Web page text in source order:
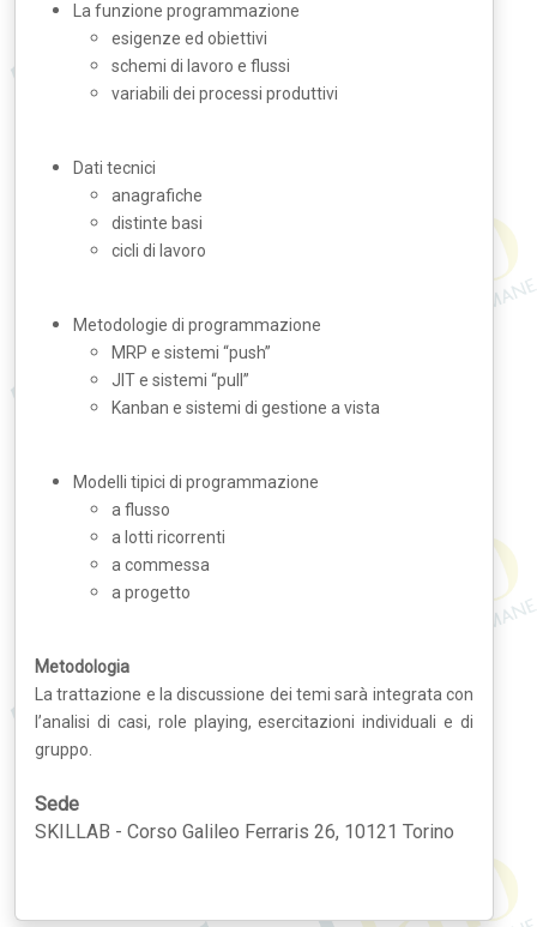
La funzione programmazione
esigenze ed obiettivi
schemi di lavoro e flussi
variabili dei processi produttivi
Dati tecnici
anagrafiche
distinte basi
cicli di lavoro
Metodologie di programmazione
MRP e sistemi “push”
JIT e sistemi “pull”
Kanban e sistemi di gestione a vista
Modelli tipici di programmazione
a flusso
a lotti ricorrenti
a commessa
a progetto
Metodologia
La trattazione e la discussione dei temi sarà integrata con
l’analisi di casi, role playing, esercitazioni individuali e di
gruppo.
Sede
SKILLAB - Corso Galileo Ferraris 26, 10121 Torino